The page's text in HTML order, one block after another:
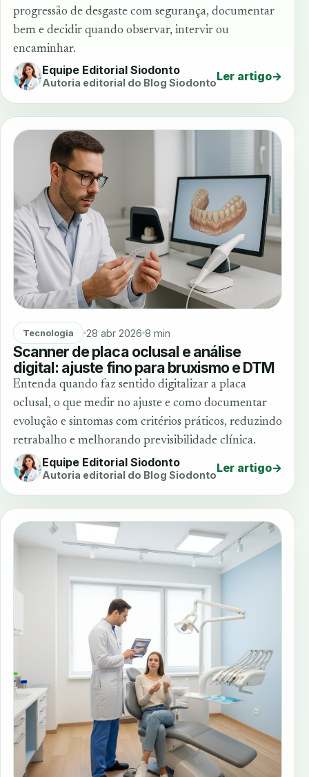
progressão de desgaste com segurança, documentar
bem e decidir quando observar, intervir ou
encaminhar.
Equipe Editorial Siodonto
Autoria editorial do Blog SiodontoLer artigo→
Tecnologia 28 abr 2026 8 min
Scanner de placa oclusal e análise
digital: ajuste fino para bruxismo e DTM
Entenda quando faz sentido digitalizar a placa
oclusal, o que medir no ajuste e como documentar
evolução e sintomas com critérios práticos, reduzindo
retrabalho e melhorando previsibilidade clínica.
Equipe Editorial Siodonto
Autoria editorial do Blog SiodontoLer artigo→